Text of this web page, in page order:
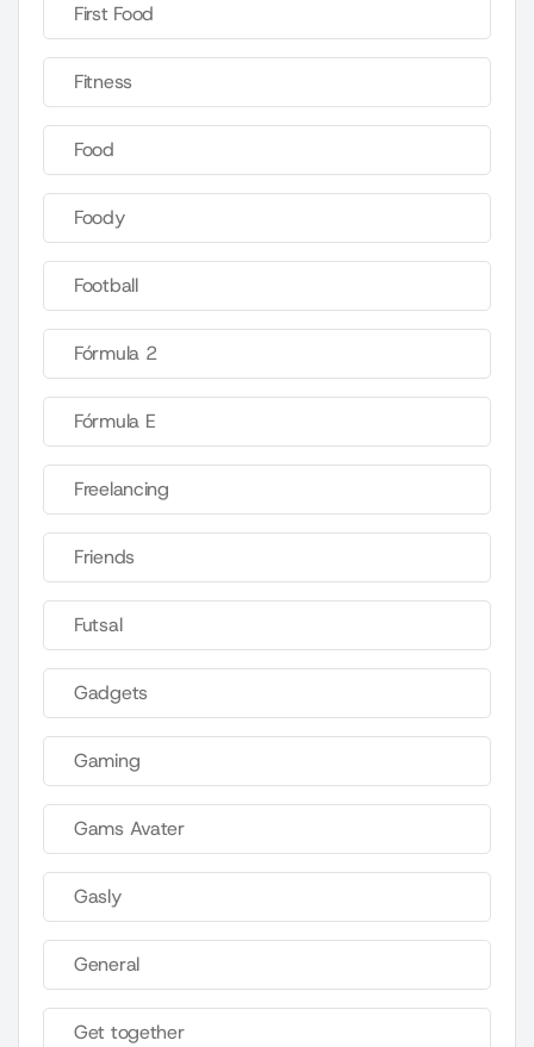
First Food
Fitness
Food
Foody
Football
Fórmula 2
Fórmula E
Freelancing
Friends
Futsal
Gadgets
Gaming
Gams Avater
Gasly
General
Get together